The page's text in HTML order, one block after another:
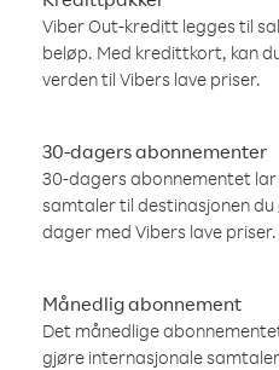
Viber Out-kreditt legges til
beløp. Med kredittkort, kan
verden til Vibers lave priser.
30-dagers abonnementer
30-dagers abonnementet
samtaler til destinasjonen
dager med Vibers lave priser.
Månedlig abonnement
Det månedlige
gjøre internasjonale